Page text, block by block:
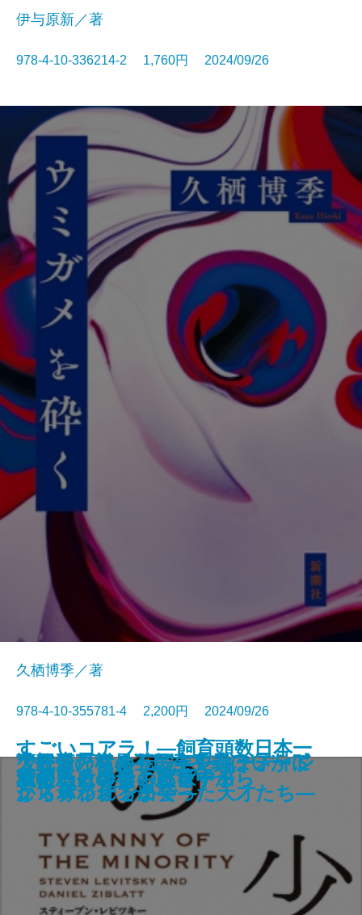
蔦屋重三郎―江戸の反骨メディア
王―
謎とき百人一首―和歌から見える
日本文化のふしぎ―
虚の伽藍
世界の果てまで行って喰う―地球
三周の自転車旅―
すごいコアラ！―飼育頭数日本一
の平川動物公園が教えてくれる不
思議とカワイイのひみつ―
歌集 月は綺麗で死んでもいいわ
富士山
愛と忘却の日々
藍を継ぐ海
伊与原新／著
978-4-10-336214-2 1,760円 2024/09/26
ウミガメを砕く
久栖博季／著
978-4-10-355781-4 2,200円 2024/09/26
少数派の横暴―民主主義はいかに
して奪われるか―
哀しいカフェのバラード
大使とその妻 上
大使とその妻 下
大統領たちの五〇年史―フォード
からバイデンまで―
私の馬
アーティスト伝説―レコーディン
グスタジオで出会った天才たち―
こころは今日も旅をする
愛するということは
ショートケーキは背中から